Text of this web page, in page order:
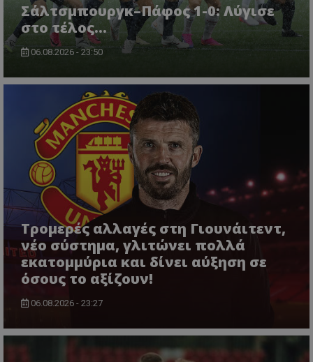
Σάλτσμπουργκ–Πάφος 1-0: Λύγισε
στο τέλος...
06.08.2026 - 23:50
Τρομερές αλλαγές στη Γιουνάιτεντ,
νέο σύστημα, γλιτώνει πολλά
εκατομμύρια και δίνει αύξηση σε
όσους το αξίζουν!
06.08.2026 - 23:27